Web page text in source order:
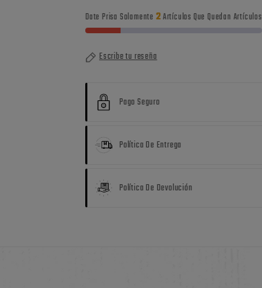
Date Prisa Solamente 2Artículos Que Quedan Artículos
Escribe tu reseña
Pago Seguro
Política De Entrega
Política De Devolución